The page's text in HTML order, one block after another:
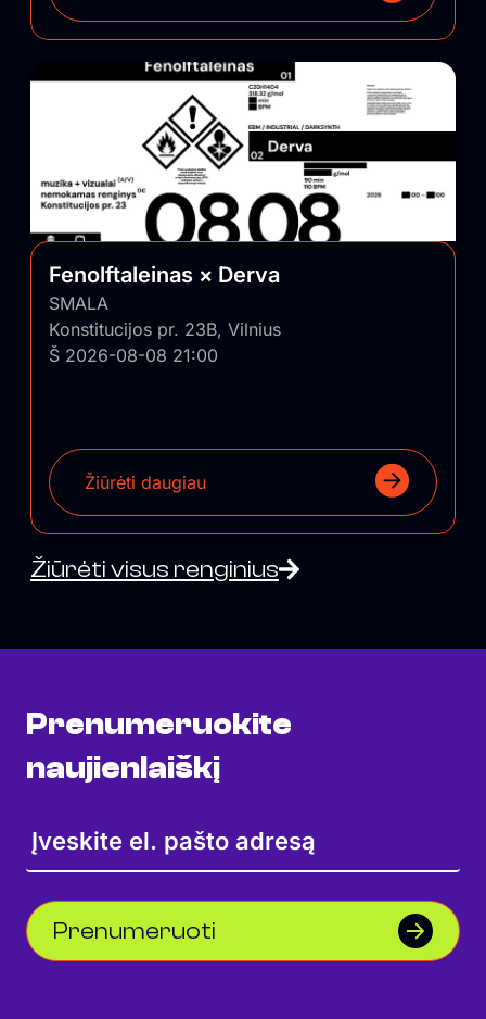
Fenolftaleinas × Derva
SMALA
Konstitucijos pr. 23B, Vilnius
Š 2026-08-08 21:00
Žiūrėti daugiau
Žiūrėti visus renginius
Prenumeruokite
naujienlaiškį
Prenumeruoti